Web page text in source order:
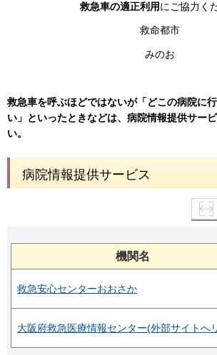
救急車の適正利用にご協力く
救命都市
みのお
救急車を呼ぶほどではないが「どこの病院に
い」といったときなどは、病院情報提供サー
い。
病院情報提供サービス
機関名
救急安心センターおおさか
大阪府救急医療情報センター(外部サイトへ